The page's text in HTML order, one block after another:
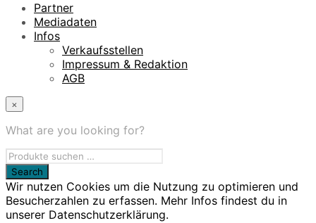
Partner
Mediadaten
Infos
Verkaufsstellen
Impressum & Redaktion
AGB
×
What are you looking for?
Wir nutzen Cookies um die Nutzung zu optimieren und
Besucherzahlen zu erfassen. Mehr Infos findest du in
unserer Datenschutzerklärung.